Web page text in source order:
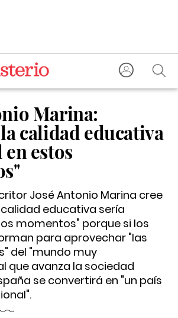
Marina:
calidad educativa
estos
José Antonio Marina cree
educativa sería
momentos" porque si los
para aprovechar "las
del "mundo muy
que avanza la sociedad
se convertirá en "un país